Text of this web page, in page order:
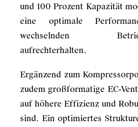
und 100 Prozent Kapazität
eine optimale
wechselnden
aufrechterhalten.
Ergänzend zum
zudem großformatige EC-
auf höhere Effizienz und
sind. Ein optimiertes